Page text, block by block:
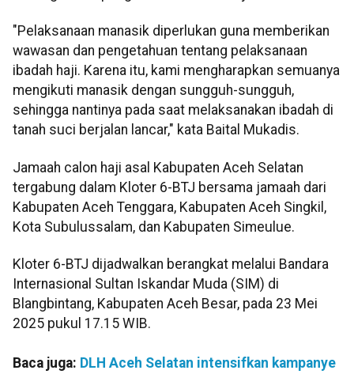
"Pelaksanaan manasik diperlukan guna memberikan
wawasan dan pengetahuan tentang pelaksanaan
ibadah haji. Karena itu, kami mengharapkan semuanya
mengikuti manasik dengan sungguh-sungguh,
sehingga nantinya pada saat melaksanakan ibadah di
tanah suci berjalan lancar," kata Baital Mukadis.
Jamaah calon haji asal Kabupaten Aceh Selatan
tergabung dalam Kloter 6-BTJ bersama jamaah dari
Kabupaten Aceh Tenggara, Kabupaten Aceh Singkil,
Kota Subulussalam, dan Kabupaten Simeulue.
Kloter 6-BTJ dijadwalkan berangkat melalui Bandara
Internasional Sultan Iskandar Muda (SIM) di
Blangbintang, Kabupaten Aceh Besar, pada 23 Mei
2025 pukul 17.15 WIB.
Baca juga: DLH Aceh Selatan intensifkan kampanye